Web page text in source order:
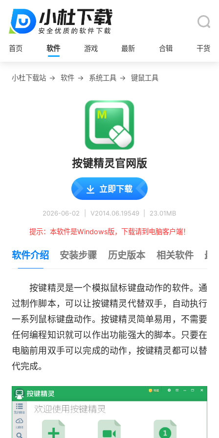
首页 软件 游戏 最新 合辑 干货
小杜下载站 → 软件 → 系统工具 → 键鼠工具
按键精灵官网版
立即下载
2026-06-02 V2014.06.19549 23.01MB
提示：本软件是Windows版，下载请到电脑客户端！
软件介绍 安装步骤 历史版本 相关软件 最
按键精灵是一个模拟鼠标键盘动作的软件。通
过制作脚本，可以让按键精灵代替双手，自动执行
一系列鼠标键盘动作。按键精灵简单易用，不需要
任何编程知识就可以作出功能强大的脚本。只要在
电脑前用双手可以完成的动作，按键精灵都可以替
代完成。